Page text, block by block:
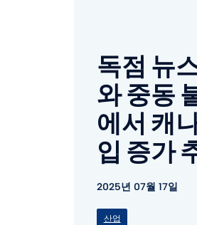
독점 뉴
와 중동
에서 캐
입 증가
2025년 07월 17일
산업